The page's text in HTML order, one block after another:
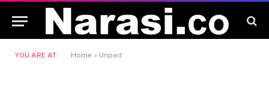
YOU ARE AT: Home » Unpad